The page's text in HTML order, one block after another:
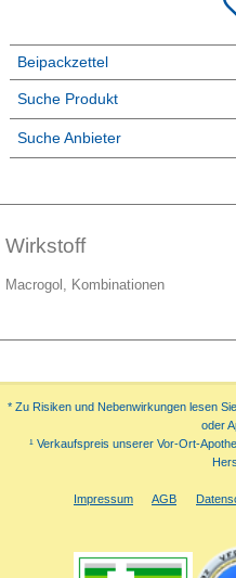
Beipackzettel
Suche Produkt
Suche Anbieter
Wirkstoff
Macrogol, Kombinationen
* Zu Risiken und Nebenwirkungen lesen
oder
¹ Verkaufspreis unserer Vor-Ort-
Impressum AGB